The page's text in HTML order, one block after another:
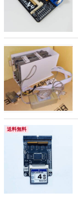
送料無料